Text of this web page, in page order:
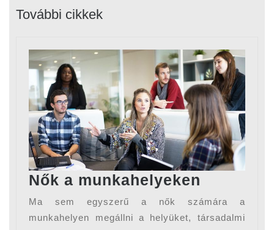
További cikkek
Nők a munkahelyeken
a
Ma sem egyszerű a nők számára a
munkahelyen megállni a helyüket, társadalmi